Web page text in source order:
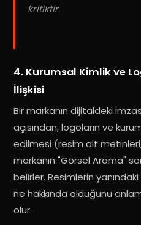
kritiktir.
4. Kurumsal Kimlik ve
İlişkisi
Bir markanın dijitaldeki
açısından, logoların ve
edilmesi (resim alt
markanın "Görsel Arama"
belirler.Resimlerin
ne hakkında olduğunu
olur.